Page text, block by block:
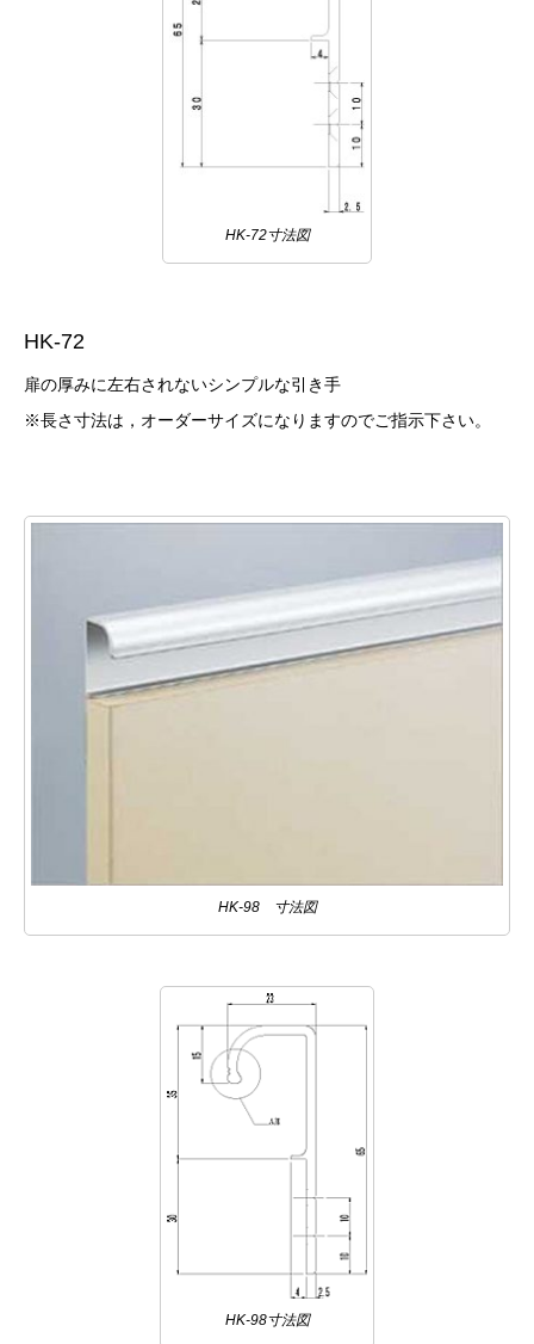
HK-72寸法図
HK-72
扉の厚みに左右されないシンプルな引き手
※長さ寸法は，オーダーサイズになりますのでご指示下さい。
HK-98 寸法図
HK-98寸法図